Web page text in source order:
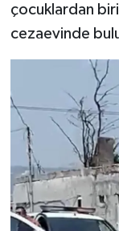
çocuklardan
cezaevinde